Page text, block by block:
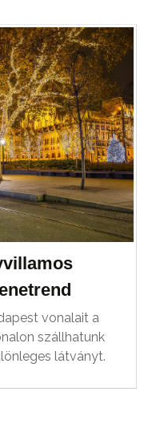
vonalait a
szállhatunk
látványt.